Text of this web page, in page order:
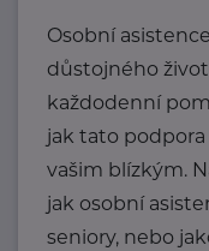
Osobní
důstojného
každodenní
jak tato
vašim blízkým.
jak osobní
seniory, nebo